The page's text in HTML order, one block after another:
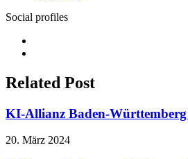
Social profiles
Related Post
KI-Allianz Baden-
20. März 2024